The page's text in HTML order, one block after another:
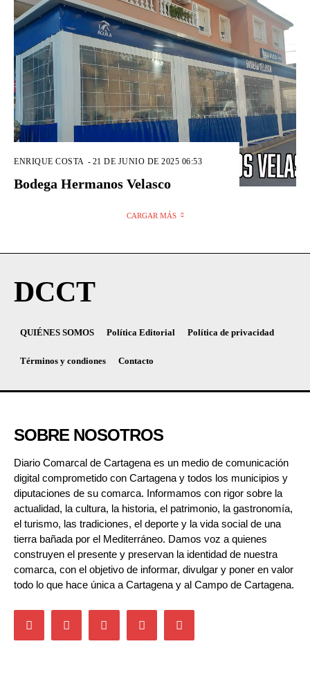
ENRIQUE COSTA - 21 DE JUNIO DE 2025 06:53
Bodega Hermanos Velasco
CARGAR MÁS
DCCT
QUIÉNES SOMOS Política Editorial Política de privacidad
Términos y condiones Contacto
SOBRE NOSOTROS
Diario Comarcal de Cartagena es un medio de comunicación
digital comprometido con Cartagena y todos los municipios y
diputaciones de su comarca. Informamos con rigor sobre la
actualidad, la cultura, la historia, el patrimonio, la gastronomía,
el turismo, las tradiciones, el deporte y la vida social de una
tierra bañada por el Mediterráneo. Damos voz a quienes
construyen el presente y preservan la identidad de nuestra
comarca, con el objetivo de informar, divulgar y poner en valor
todo lo que hace única a Cartagena y al Campo de Cartagena.